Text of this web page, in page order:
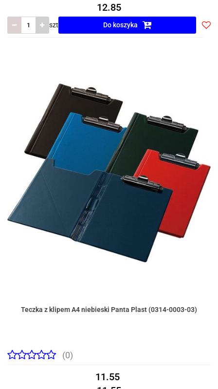
12.85
szt Do koszyka
Teczka z klipem A4 niebieski Panta Plast (0314-0003-03)
(0)
11.55